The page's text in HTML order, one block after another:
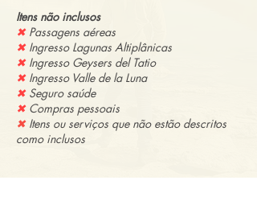
​Itens não inclusos
✖Passagens aéreas
✖Ingresso Lagunas Altiplânicas
✖ Ingresso Geysers del Tatio
✖ Ingresso Valle de la Luna
✖Seguro saúde
✖Compras pessoais
✖Itens ou serviços que não estão descritos
como inclusos